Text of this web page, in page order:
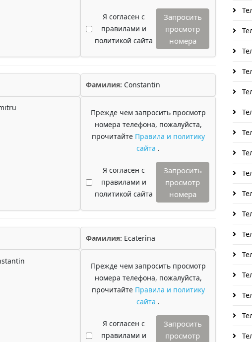
Я согласен с
правилами и
политикой сайта
Запросить
просмотр
номера
Фамилия: Constantin
Прежде чем запросить просмотр
номера телефона, пожалуйста,
прочитайте Правила и политику
сайта .
Я согласен с
правилами и
политикой сайта
Запросить
просмотр
номера
Фамилия: Ecaterina
Прежде чем запросить просмотр
номера телефона, пожалуйста,
прочитайте Правила и политику
сайта .
Я согласен с
правилами и
Запросить
просмотр